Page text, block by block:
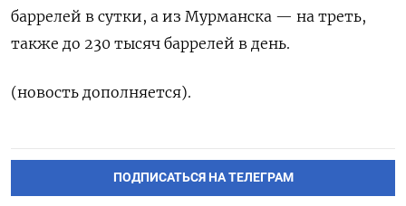
баррелей в сутки, а из Мурманска — на треть,
также до 230 тысяч баррелей в день.
(новость дополняется).
ПОДПИСАТЬСЯ НА ТЕЛЕГРАМ